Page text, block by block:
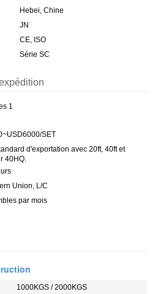
Hebei, Chine
JN
CE, ISO
Série SC
1
SET
d'exportation avec 20ft, 40ft et
40HQ.
Union, L/C
par mois
1000KGS / 2000KGS